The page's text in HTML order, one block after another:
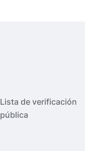
Lista de verificación
pública